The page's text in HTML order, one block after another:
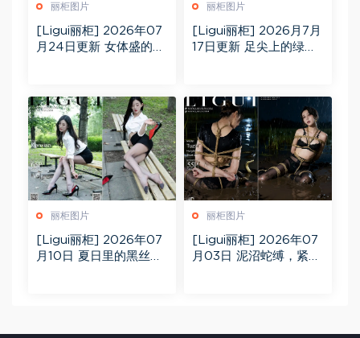
丽柜图片
[Ligui丽柜] 2026年07
月24日更新 女体盛的诱
丽柜图片
[Ligui丽柜] 2026月7月
17日更新 足尖上的绿茵
丽柜图片
[Ligui丽柜] 2026年07
月10日 夏日里的黑丝倩
丽柜图片
[Ligui丽柜] 2026年07
月03日 泥沼蛇缚，紧缠